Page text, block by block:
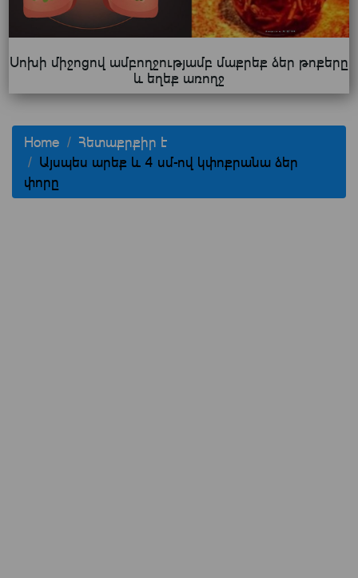
Սոխի միջոցով ամբողջությամբ մաքրեք ձեր թոքերը
և եղեք առողջ
Home
Հետաքրքիր է
Այսպես արեք և 4 սմ-ով կփոքրանա ձեր
փորը